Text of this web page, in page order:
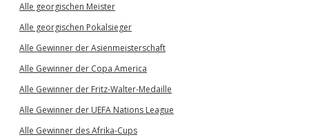
Alle georgischen Meister
Alle georgischen Pokalsieger
Alle Gewinner der Asienmeisterschaft
Alle Gewinner der Copa America
Alle Gewinner der Fritz-Walter-Medaille
Alle Gewinner der UEFA Nations League
Alle Gewinner des Afrika-Cups